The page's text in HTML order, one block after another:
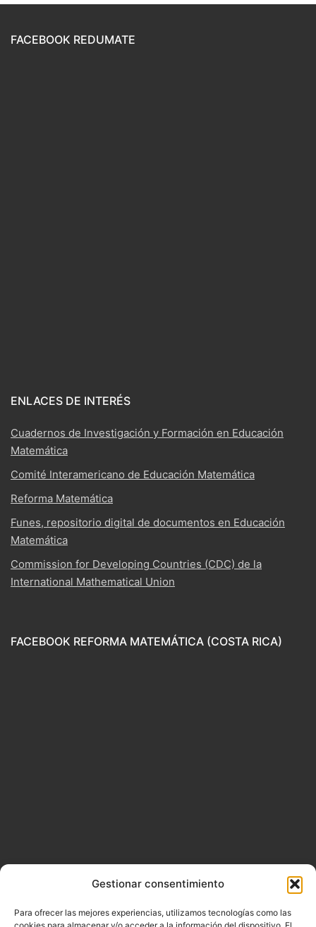
Gestionar consentimiento
Para ofrecer las mejores experiencias, utilizamos tecnologías como las
FACEBOOK REDUMATE
ENLACES DE INTERÉS
Cuadernos de Investigación y Formación en Educación
Matemática
Comité Interamericano de Educación Matemática
Reforma Matemática
Funes, repositorio digital de documentos en Educación
Matemática
Commission for Developing Countries (CDC) de la
International Mathematical Union
FACEBOOK REFORMA MATEMÁTICA (COSTA RICA)